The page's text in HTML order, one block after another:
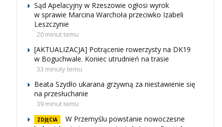
Sąd Apelacyjny w Rzeszowie ogłosi wyrok
w sprawie Marcina Warchoła przeciwko Izabeli
Leszczynie
20 minut temu
[AKTUALIZACJA] Potrącenie rowerzysty na DK19
w Boguchwale. Koniec utrudnień na trasie
33 minuty temu
Beata Szydło ukarana grzywną za niestawienie się
na przesłuchanie
39 minut temu
ZDJĘCIA
W Przemyślu powstanie nowoczesne